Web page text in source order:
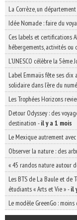
La Corrèze, un
Idée Nomade : faire du
Ces labels et certifications
hébergements, activités ou
L’UNESCO célèbre la
Label Emmaüs fête ses dix
solidaire dans l’ère du
Les Trophées Horizons
Detour Odyssey : des
destination -il y a 1 mois
Le Mexique autrement avec
Observer la nature : des
« 45 randos nature autour
Les BTS de La Baule et
étudiants « Arts et Vie »-il
Le modèle GreenGo :